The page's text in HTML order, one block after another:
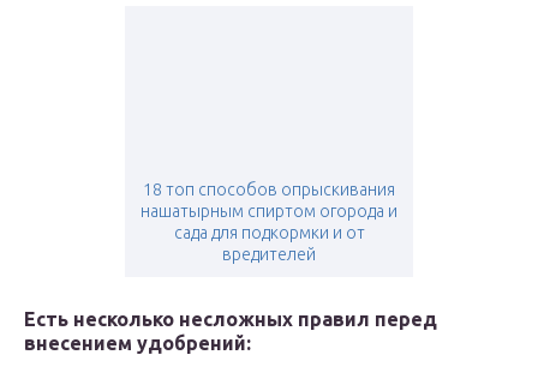
18 топ способов опрыскивания
нашатырным спиртом огорода и
сада для подкормки и от
вредителей
Есть несколько несложных правил перед
внесением удобрений: